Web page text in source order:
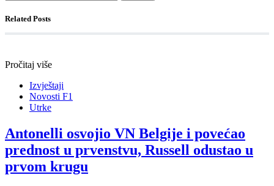
Related Posts
Pročitaj više
Izvještaji
Novosti F1
Utrke
Antonelli osvojio VN Belgije i povećao
prednost u prvenstvu, Russell odustao u
prvom krugu